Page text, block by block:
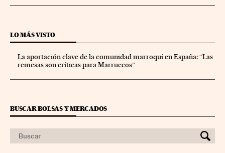
LO MÁS VISTO
La aportación clave de la comunidad marroquí en España: “Las
remesas son críticas para Marruecos”
BUSCAR BOLSAS Y MERCADOS